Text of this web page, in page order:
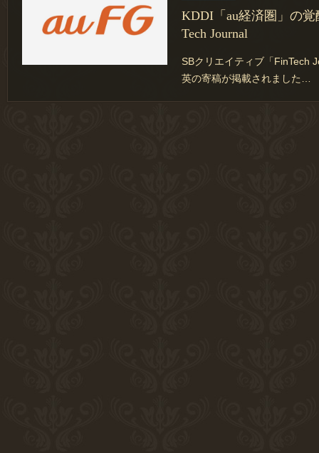
KDDI「au経済圏」の
Tech Journal
SBクリエイティブ「FinTech
英の寄稿が掲載されました…